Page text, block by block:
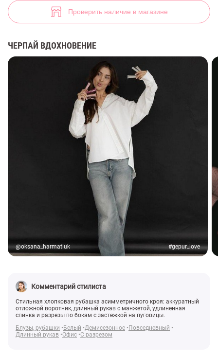
Проверить наличие в магазине
ЧЕРПАЙ ВДОХНОВЕНИЕ
@oksana_harmatiuk #gepur_love
Комментарий стилиста
Стильная хлопковая рубашка асимметричного кроя: аккуратный
отложной воротник, длинный рукав с манжетой, удлиненная
спинка и разрезы по бокам с застежкой на пуговицы.
Блузы, рубашки
Белый Демисезонное
Повседневный
Длинный рукав Офис С разрезом
Удлиненная хлопковая рубашка (арт. 37882) ♡ интернет-магазин